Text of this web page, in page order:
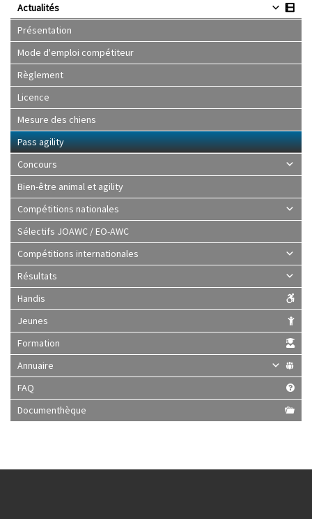
Actualités
Présentation
Mode d'emploi compétiteur
Règlement
Licence
Mesure des chiens
Pass agility
Concours
Bien-être animal et agility
Compétitions nationales
Sélectifs JOAWC / EO-AWC
Compétitions internationales
Résultats
Handis
Jeunes
Formation
Annuaire
FAQ
Documenthèque